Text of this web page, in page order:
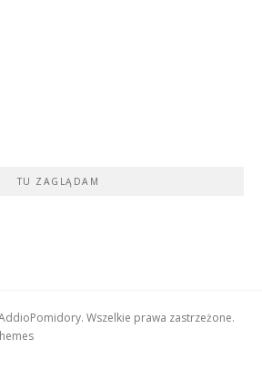
TU ZAGLĄDAM
Wszelkie prawa zastrzeżone.